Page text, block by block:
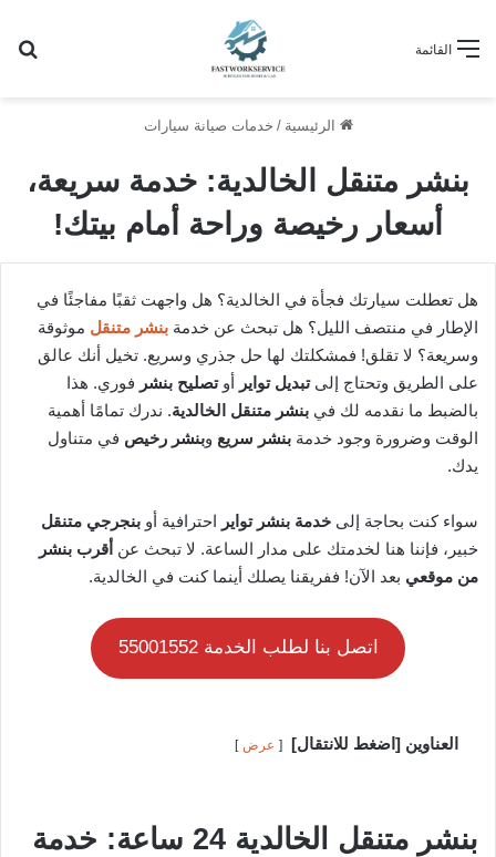
القائمة
الرئيسية / خدمات صيانة سيارات
بنشر متنقل الخالدية: خدمة سريعة،
أسعار رخيصة وراحة أمام بيتك!
هل تعطلت سيارتك فجأة في الخالدية؟ هل واجهت ثقبًا مفاجئًا في
الإطار في منتصف الليل؟ هل تبحث عن خدمة بنشر متنقل موثوقة
وسريعة؟ لا تقلق! فمشكلتك لها حل جذري وسريع. تخيل أنك عالق
على الطريق وتحتاج إلىتبديل تواير أوتصليح بنشر فوري. هذا
بالضبط ما نقدمه لك في بنشر متنقل الخالدية. ندرك تمامًا أهمية
الوقت وضرورة وجود خدمة بنشر سريع وبنشر رخيص في متناول
يدك.
سواء كنت بحاجة إلى خدمة بنشر تواير احترافية أو بنجرجي متنقل
خبير، فإننا هنا لخدمتك على مدار الساعة. لا تبحث عن أقرب بنشر
من موقعي بعد الآن! ففريقنا يصلك أينما كنت في الخالدية.
اتصل بنا لطلب الخدمة 55001552
العناوين [اضغط للانتقال] عرض
بنشر متنقل الخالدية 24 ساعة: خدمة